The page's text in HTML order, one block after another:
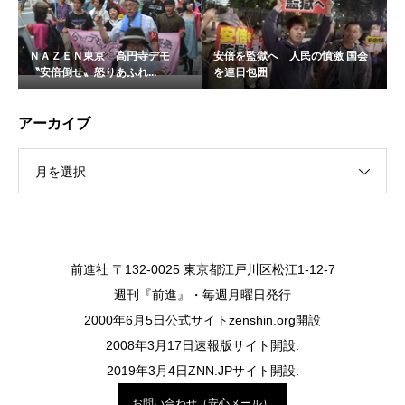
ＮＡＺＥＮ東京 高円寺デモ
〝安倍倒せ〟怒りあふれ...
安倍を監獄へ 人民の憤激 国会
を連日包囲
アーカイブ
月を選択
前進社 〒132-0025 東京都江戸川区松江1-12-7
週刊『前進』・毎週月曜日発行
2000年6月5日公式サイトzenshin.org開設
2008年3月17日速報版サイト開設.
2019年3月4日ZNN.JPサイト開設.